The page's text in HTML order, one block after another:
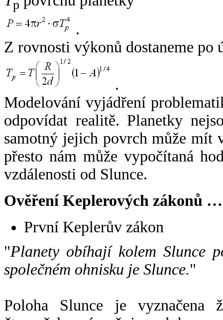
p
.
Z rovnosti výkonů dostaneme po
.
Modelování vyjádření
odpovídat realitě. Planetky
samotný jejich povrch může mít
přesto nám může vypočítaná
vzdálenosti od Slunce.
Ověření Keplerových zákonů …
První Keplerův zákon
"Planety obíhají kolem Slunce
společném ohnisku je Slunce."
Poloha Slunce je vyznačena